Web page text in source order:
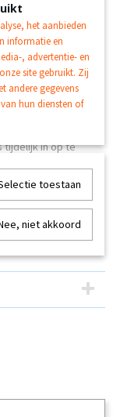
en zodoende
de hoes niet kwijt
tijdelijk in op te
het aanbieden
informatie en
, advertentie- en
site gebruikt. Zij
andere gegevens
hun diensten of
toestaan
niet akkoord